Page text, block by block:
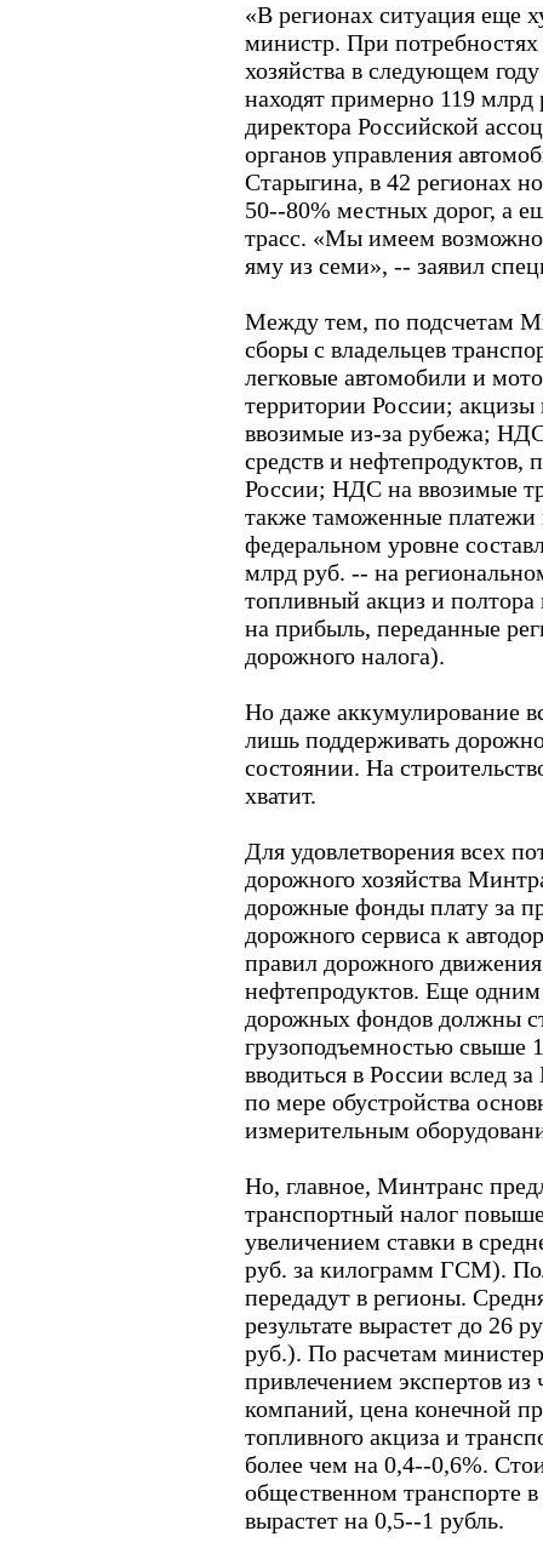
«В регионах ситуация еще
министр. При
хозяйства в следующем
находят примерно 119
директора Российской
органов управления
Старыгина, в 42 регионах
50--80% местных дорог, а
трасс. «Мы имеем
яму из семи», -- заявил
Между тем, по подсчетам
сборы с владельцев
легковые автомобили и
территории России;
ввозимые из-за рубежа;
средств и нефтепродуктов,
России; НДС на ввозимые
также таможенные платежи
федеральном уровне
млрд руб. -- на
топливный акциз и
на прибыль, переданные
дорожного налога).
Но даже аккумулирование
лишь поддерживать
состоянии. На
хватит.
Для удовлетворения всех
дорожного хозяйства
дорожные фонды плату за
дорожного сервиса к
правил дорожного
нефтепродуктов. Еще
дорожных фондов должны
грузоподъемностью свыше
вводиться в России вслед
по мере обустройства
измерительным
Но, главное, Минтранс
транспортный налог
увеличением ставки в
руб. за килограмм ГСМ).
передадут в регионы.
результате вырастет до 26
руб.). По расчетам
привлечением экспертов
компаний, цена конечной
топливного акциза и
более чем на 0,4--0,6%.
общественном транспорте
вырастет на 0,5--1 рубль.